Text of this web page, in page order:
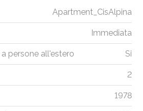
Apartment_CisAlpina
Immediata
persone all'estero Si
2
1978